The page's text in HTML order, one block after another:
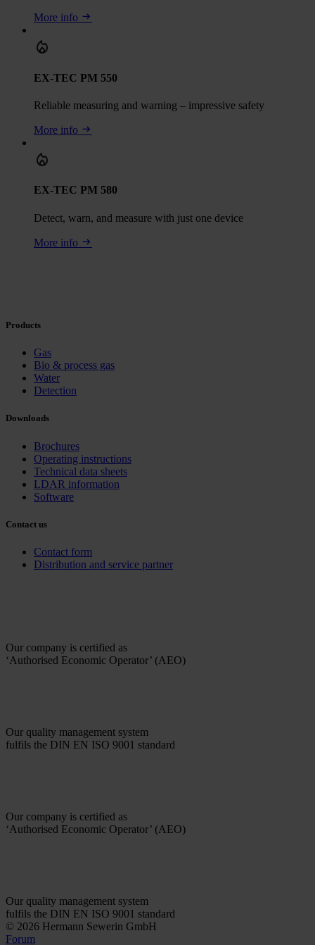
More info
EX-TEC PM 550
Reliable measuring and warning – impressive safety
More info
EX-TEC PM 580
Detect, warn, and measure with just one device
More info
Products
Gas
Bio & process gas
Water
Detection
Downloads
Brochures
Operating instructions
Technical data sheets
LDAR information
Software
Contact us
Contact form
Distribution and service partner
Our company is certified as
‘Authorised Economic Operator’ (AEO)
Our quality management system
fulfils the DIN EN ISO 9001 standard
Our company is certified as
‘Authorised Economic Operator’ (AEO)
Our quality management system
fulfils the DIN EN ISO 9001 standard
© 2026 Hermann Sewerin GmbH
Forum